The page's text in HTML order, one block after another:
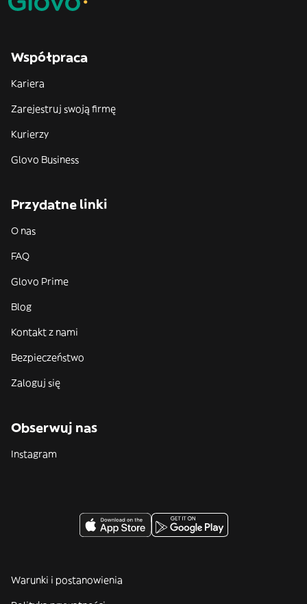
Współpraca
Kariera
Zarejestruj swoją firmę
Kurierzy
Glovo Business
Przydatne linki
O nas
FAQ
Glovo Prime
Blog
Kontakt z nami
Bezpieczeństwo
Zaloguj się
Obserwuj nas
Instagram
Warunki i postanowienia